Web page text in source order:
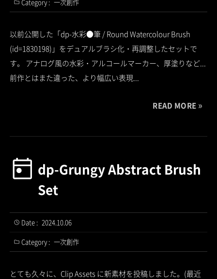
Category : 一次創作
以前公開した「dp-水彩●筆 / Round Watercolour Brush
(id=1830198)」をデュアルブラシ化・再調整したセットで
す。 アナログ風の水彩・アルコールマーカー、厚塗りなど...
前作とはまた違った、より幅広い表現...
READ MORE
dp-Grungy Abstract Brush
Set
Date : 2024.10.06
Category : 一次創作
とても久々に、Clip Assets に新素材を投稿しました。(最近